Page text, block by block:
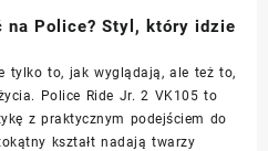
na Police? Styl, który idzie
tylko to, jak wyglądają, ale też to,
Police Ride Jr. 2 VK105 to
z praktycznym podejściem do
kształt nadają twarzy